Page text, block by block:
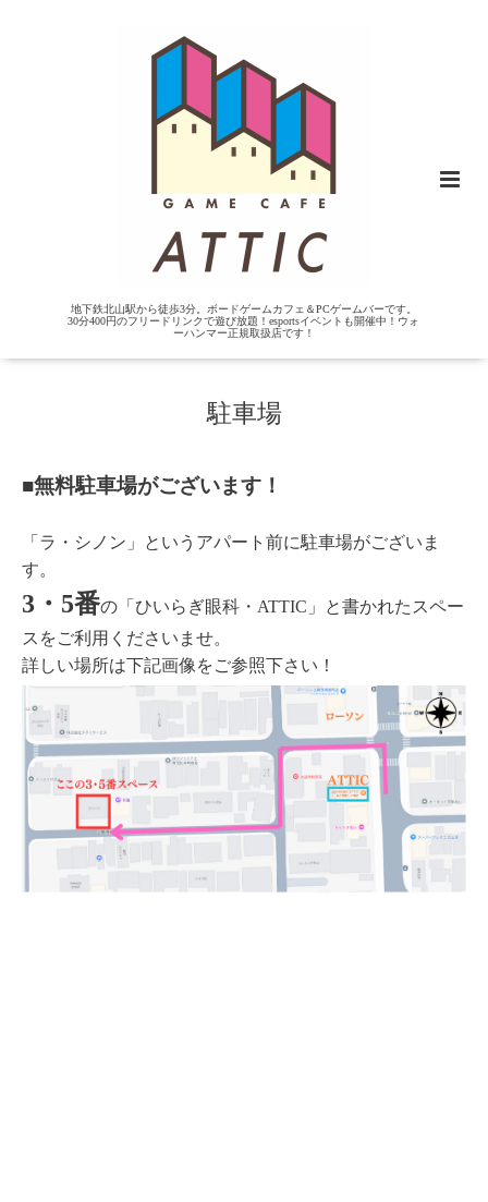
地下鉄北山駅から徒歩3分。ボードゲームカフェ＆PCゲームバーです。
30分400円のフリードリンクで遊び放題！esportsイベントも開催中！ウォ
ーハンマー正規取扱店です！
駐車場
■無料駐車場がございます！
「ラ・シノン」というアパート前に駐車場がございま
す。
3・5番の「ひいらぎ眼科・ATTIC」と書かれたスペー
スをご利用くださいませ。
詳しい場所は下記画像をご参照下さい！